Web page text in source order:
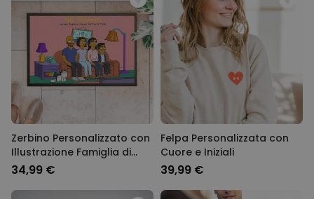
Zerbino Personalizzato con
Illustrazione Famiglia di
Cartoni Animati
34,99 €
Felpa Personalizzata con
Cuore e Iniziali
39,99 €